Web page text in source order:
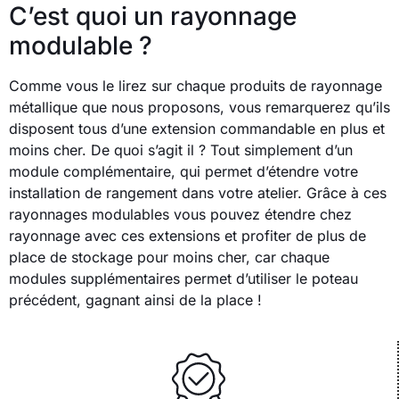
C’est quoi un rayonnage
modulable ?
Comme vous le lirez sur chaque produits de rayonnage
métallique que nous proposons, vous remarquerez qu’ils
disposent tous d’une extension commandable en plus et
moins cher. De quoi s’agit il ? Tout simplement d’un
module complémentaire, qui permet d’étendre votre
installation de rangement dans votre atelier. Grâce à ces
rayonnages modulables vous pouvez étendre chez
rayonnage avec ces extensions et profiter de plus de
place de stockage pour moins cher, car chaque
modules supplémentaires permet d’utiliser le poteau
précédent, gagnant ainsi de la place !